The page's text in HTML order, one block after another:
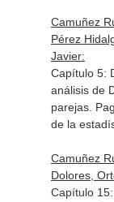
Camuñez
Pérez
Javier:
Capítulo 5:
análisis de
parejas.
de la
Camuñez
Dolores,
Capítulo